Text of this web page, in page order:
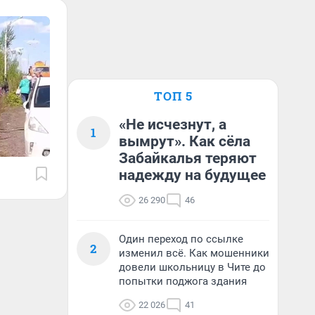
ТОП 5
1
«Не исчезнут, а
вымрут». Как сёла
Забайкалья теряют
надежду на будущее
26 290 46
2
Один переход по ссылке
изменил всё. Как мошенники
довели школьницу в Чите до
попытки поджога здания
22 026 41